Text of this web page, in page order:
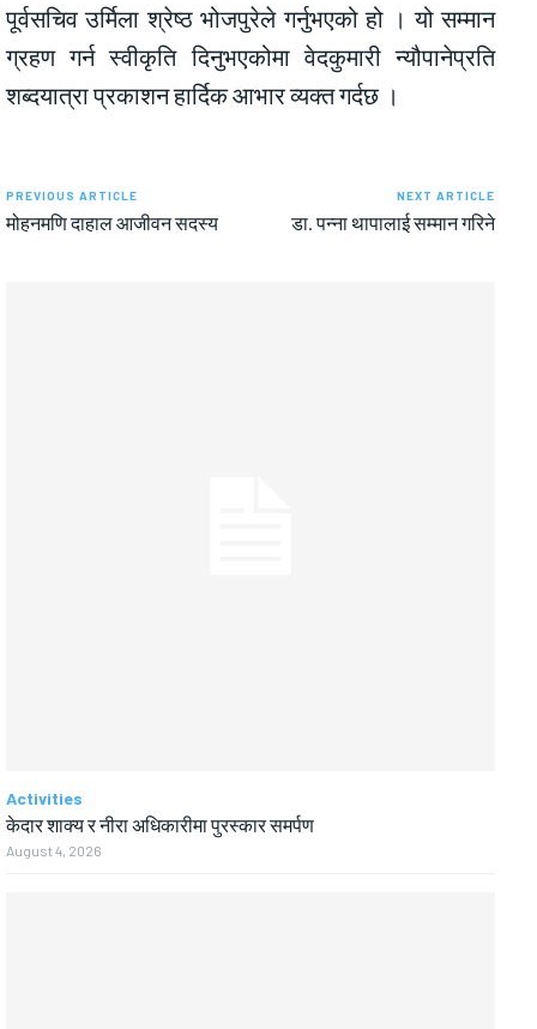
पूर्वसचिव उर्मिला श्रेष्ठ भोजपुरेले गर्नुभएको हो । यो सम्मान
ग्रहण गर्न स्वीकृति दिनुभएकोमा वेदकुमारी न्यौपानेप्रति
शब्दयात्रा प्रकाशन हार्दिक आभार व्यक्त गर्दछ ।
PREVIOUS ARTICLE
मोहनमणि दाहाल आजीवन सदस्य
NEXT ARTICLE
डा. पन्ना थापालाई सम्मान गरिने
Activities
केदार शाक्य र नीरा अधिकारीमा पुरस्कार समर्पण
August 4, 2026